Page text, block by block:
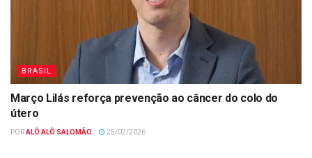
BRASIL
Março Lilás reforça prevenção ao câncer do colo do
útero
PORALÔ ALÔ SALOMÃO 25/02/2026